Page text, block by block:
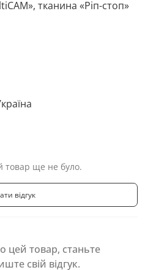
тканина «Ріп-стоп»
товар ще не було.
відгук
цей товар, станьте
свій відгук.